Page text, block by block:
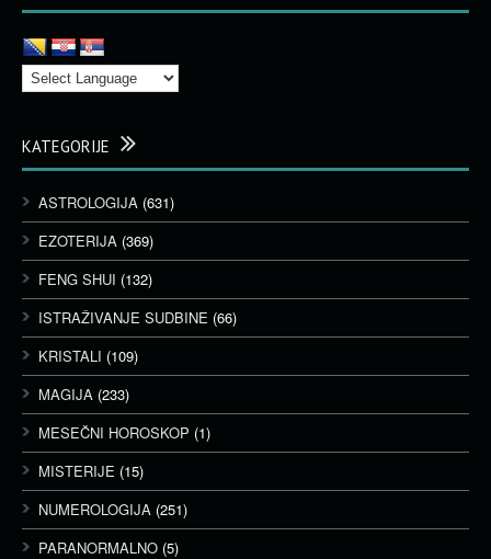
KATEGORIJE
ASTROLOGIJA (631)
EZOTERIJA (369)
FENG SHUI (132)
ISTRAŽIVANJE SUDBINE (66)
KRISTALI (109)
MAGIJA (233)
MESEČNI HOROSKOP (1)
MISTERIJE (15)
NUMEROLOGIJA (251)
PARANORMALNO (5)